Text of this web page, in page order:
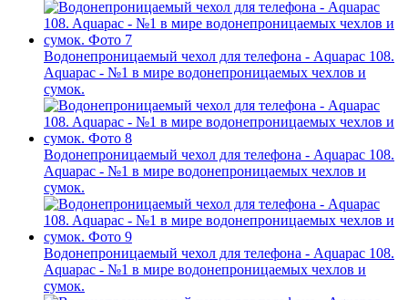
Водонепроницаемый чехол для телефона - Aquapac 108.
Aquapac - №1 в мире водонепроницаемых чехлов и
сумок.
Водонепроницаемый чехол для телефона - Aquapac 108.
Aquapac - №1 в мире водонепроницаемых чехлов и
сумок.
Водонепроницаемый чехол для телефона - Aquapac 108.
Aquapac - №1 в мире водонепроницаемых чехлов и
сумок.